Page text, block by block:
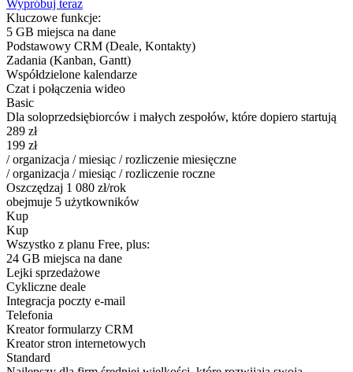
Wypróbuj teraz
Kluczowe funkcje:
5 GB miejsca na dane
Podstawowy CRM (Deale, Kontakty)
Zadania (Kanban, Gantt)
Współdzielone kalendarze
Czat i połączenia wideo
Basic
Dla soloprzedsiębiorców i małych zespołów, które dopiero startują
289 zł
199 zł
/ organizacja / miesiąc / rozliczenie miesięczne
/ organizacja / miesiąc / rozliczenie roczne
Oszczędzaj 1 080 zł/rok
obejmuje 5 użytkowników
Kup
Kup
Wszystko z planu Free, plus:
24 GB miejsca na dane
Lejki sprzedażowe
Cykliczne deale
Integracja poczty e-mail
Telefonia
Kreator formularzy CRM
Kreator stron internetowych
Standard